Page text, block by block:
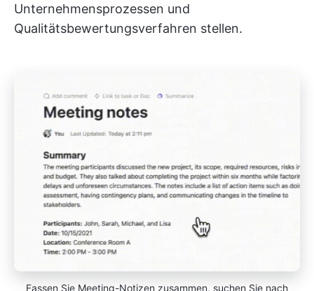
Unternehmensprozessen und
Qualitätsbewertungsverfahren stellen.
Fassen Sie Meeting-Notizen zusammen, suchen Sie nach